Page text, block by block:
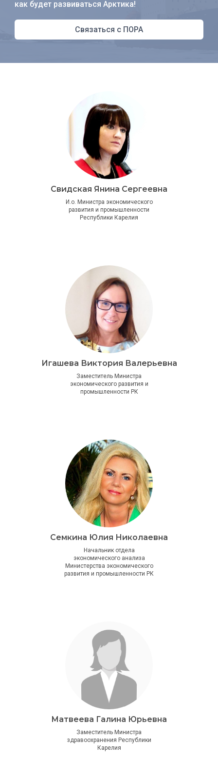
Связаться с ПОРА
как будет развиваться Арктика!
Свидская Янина Сергеевна
И.о. Министра экономического
развития и промышленности
Республики Карелия
Игашева Виктория Валерьевна
Заместитель Министра
экономического развития и
промышленности РК
Семкина Юлия Николаевна
Начальник отдела
экономического анализа
Министерства экономического
развития и промышленности РК
Матвеева Галина Юрьевна
Заместитель Министра
здравоохранения Республики
Карелия